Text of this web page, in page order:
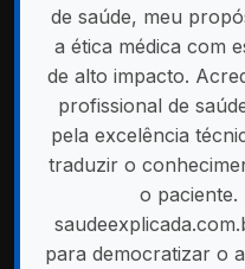
de saúde, meu
a ética médica com
de alto impacto.
profissional de
pela excelência
traduzir o
o
para democratizar o